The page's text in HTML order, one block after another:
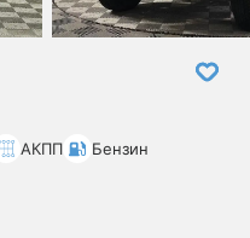
АКПП Бензин